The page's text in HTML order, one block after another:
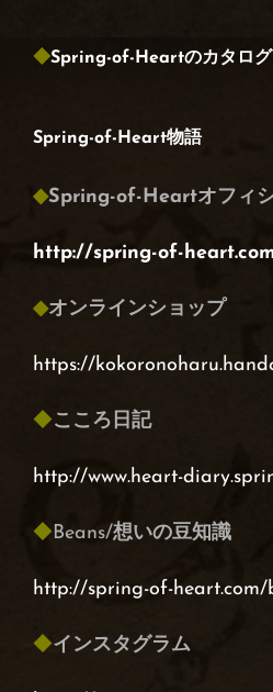
◆Spring-of-Heartのカタログ
Spring-of-Heart物語
◆Spring-of-Heartオフィ
http://spring-of-
◆オンラインショップ
https://
◆こころ日記
http://www.heart-
◆Beans/想いの豆知識
http://spring-of-heart.com/
◆インスタグラム